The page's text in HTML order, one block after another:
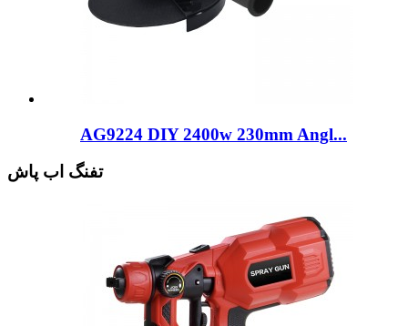
AG9224 DIY 2400w 230mm Angl...
تفنگ اب پاش